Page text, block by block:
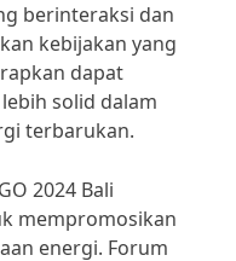
berinteraksi dan
kebijakan yang
dapat
solid dalam
terbarukan.
2024 Bali
mempromosikan
energi. Forum